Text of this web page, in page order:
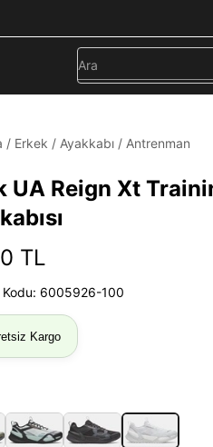
/ Erkek / Ayakkabı / Antrenman
UA Reign Xt
TL
Kodu: 6005926-100
Kargo